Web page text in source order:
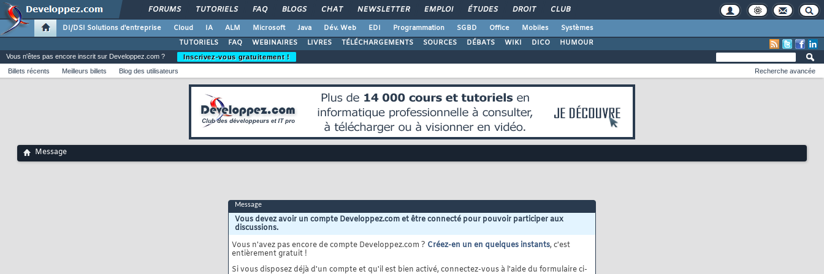
FORUMS TUTORIELS FAQ BLOGS CHAT NEWSLETTER EMPLOI ÉTUDES DROIT CLUB
DI/DSI Solutions d'entreprise Cloud IA ALM Microsoft Java Dév. Web EDI Programmation SGBD Office Mobiles
Systèmes
TUTORIELS
FAQ WEBINAIRES LIVRES TÉLÉCHARGEMENTS SOURCES DÉBATS WIKI DICO HUMOUR
Vous n'êtes pas encore inscrit sur Developpez.com ?
Inscrivez-vous gratuitement !
Billets récents
Meilleurs billets Blog des utilisateurs Recherche avancée
Message
Message
Vous devez avoir un compte Developpez.com et être connecté pour pouvoir participer aux
discussions.
Vous n'avez pas encore de compte Developpez.com ? Créez-en un en quelques instants, c'est
entièrement gratuit !
Si vous disposez déjà d'un compte et qu'il est bien activé, connectez-vous à l'aide du formulaire ci-